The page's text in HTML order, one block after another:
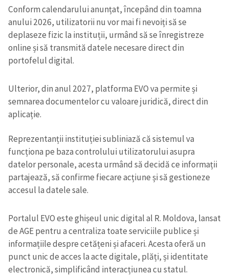
Conform calendarului anunțat, începând din toamna
anului 2026, utilizatorii nu vor mai fi nevoiți să se
deplaseze fizic la instituții, urmând să se înregistreze
online și să transmită datele necesare direct din
portofelul digital.
Ulterior, din anul 2027, platforma EVO va permite și
semnarea documentelor cu valoare juridică, direct din
aplicație.
Reprezentanții instituției subliniază că sistemul va
funcționa pe baza controlului utilizatorului asupra
datelor personale, acesta urmând să decidă ce informații
partajează, să confirme fiecare acțiune și să gestioneze
accesul la datele sale.
Portalul EVO este ghișeul unic digital al R. Moldova, lansat
de AGE pentru a centraliza toate serviciile publice și
informațiile despre cetățeni și afaceri. Acesta oferă un
punct unic de acces la acte digitale, plăți, și identitate
electronică, simplificând interacțiunea cu statul.